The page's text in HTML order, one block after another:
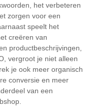
het verbeteren
zorgen voor een
speelt het
creëren van
productbeschrijvingen,
vergroot je niet alleen
je ook meer organisch
conversie en meer
van een